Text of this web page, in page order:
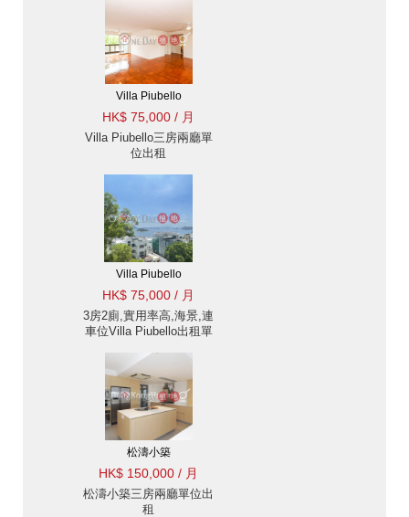
Villa Piubello
HK$ 75,000 / 月
Villa Piubello三房兩廳單
位出租
Villa Piubello
HK$ 75,000 / 月
3房2廁,實用率高,海景,連
車位Villa Piubello出租單
松濤小築
HK$ 150,000 / 月
松濤小築三房兩廳單位出
租